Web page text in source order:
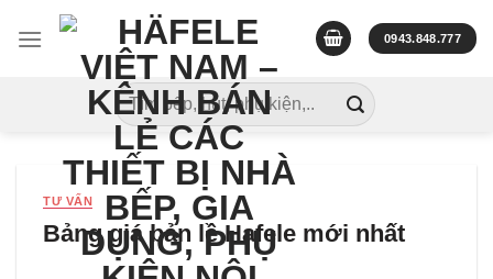
0943.848.777
Tìm
kiếm:
TƯ VẤN
Bảng giá bản lề Hafele mới nhất